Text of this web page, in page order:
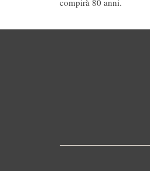
compirà 80 anni.